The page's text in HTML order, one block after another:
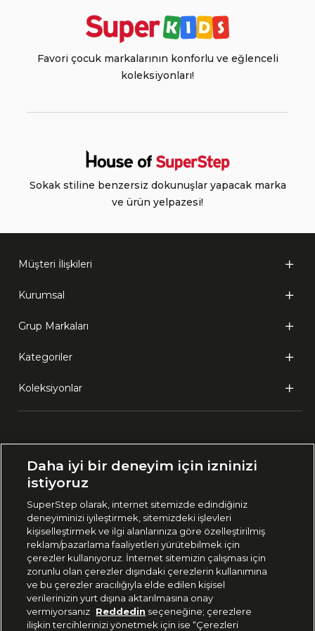
Favori çocuk markalarının konforlu ve eğlenceli
koleksiyonları!
Sokak stiline benzersiz dokunuşlar yapacak marka
ve ürün yelpazesi!
Müşteri İlişkileri
Kurumsal
Grup Markaları
Kategoriler
Koleksiyonlar
🇹🇷 Türkiye
444 37 36
Uygulamadan Takip Edin
Daha iyi bir deneyim için izninizi
istiyoruz
SuperStep olarak, internet sitemizde edindiğiniz
deneyiminizi iyileştirmek, sitemizdeki işlevleri
kişiselleştirmek ve ilgi alanlarınıza göre özelleştirilmiş
reklam/pazarlama faaliyetleri yürütebilmek için
çerezler kullanıyoruz. İnternet sitemizin çalışması için
zorunlu olan çerezler dışındaki çerezlerin kullanımına
ve bu çerezler aracılığıyla elde edilen kişisel
verilerinizin yurt dışına aktarılmasına onay
vermiyorsanız Reddedin seçeneğine; çerezlere
ilişkin tercihlerinizi yönetmek için ise “Çerezleri